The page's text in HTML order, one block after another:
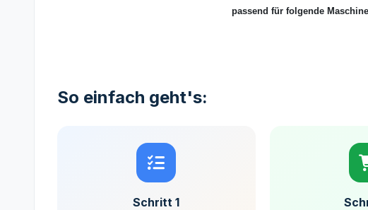
passend für folgende
So einfach geht's:
Schritt 1